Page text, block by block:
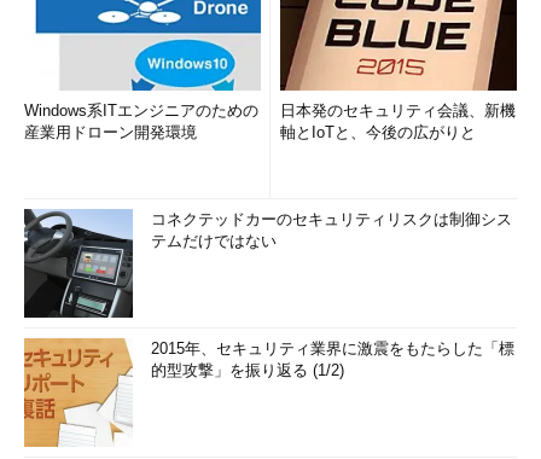
Windows系ITエンジニアのための
産業用ドローン開発環境
日本発のセキュリティ会議、新機
軸とIoTと、今後の広がりと
コネクテッドカーのセキュリティリスクは制御シス
テムだけではない
2015年、セキュリティ業界に激震をもたらした「標
的型攻撃」を振り返る (1/2)